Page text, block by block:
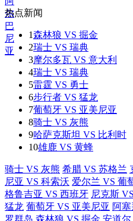
热点新闻
1森林狼 VS 掘金
2瑞士 VS 瑞典
3摩尔多瓦 VS 意大利
4瑞士 VS 瑞典
5雷霆 VS 勇士
6步行者 VS 猛龙
7葡萄牙 VS 亚美尼亚
8骑士 VS 灰熊
9哈萨克斯坦 VS 比利时
10雄鹿 VS 黄蜂
骑士 VS 灰熊 希腊 VS 苏格兰
尼亚 VS 科索沃 爱尔兰 VS 葡
格鲁吉亚 VS 西班牙 尼克斯
猛龙 葡萄牙 VS 亚美尼亚 阿
罗群岛 森林狼 VS 掘金 安道尔